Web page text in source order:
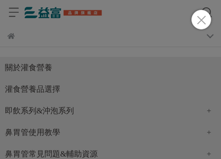
關於灌食營養
灌食營養品選擇
即飲系列&沖泡系列
即飲系列
沖泡系列
鼻胃管使用教學
中文
鼻胃管常見問題&輔助資源